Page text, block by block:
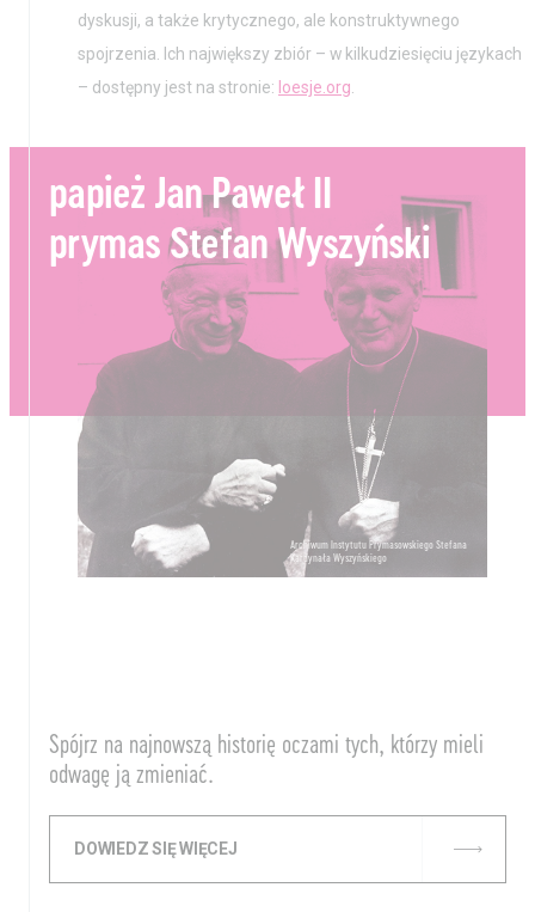
dyskusji, a także krytycznego, ale konstruktywnego
spojrzenia. Ich największy zbiór – w kilkudziesięciu językach
– dostępny jest na stronie: loesje.org.
papież Jan Paweł II
prymas Stefan Wyszyński
Spójrz na najnowszą historię oczami tych, którzy mieli
odwagę ją zmieniać.
DOWIEDZ SIĘ WIĘCEJ
Archiwum Instytutu Prymasowskiego Stefana
Kardynała Wyszyńskiego